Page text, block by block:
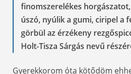
finomszerelékes
úszó, nyúlik a gumi, ciripel a
görbül az érzékeny
Holt-Tisza Sárgás nevű
Gyerekkorom óta kötődöm